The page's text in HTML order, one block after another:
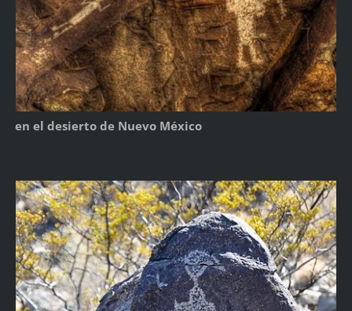
en el desierto de Nuevo México